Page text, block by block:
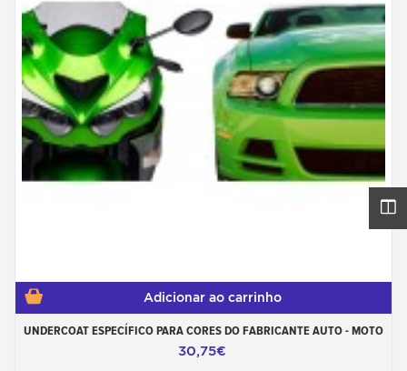
Adicionar ao carrinho
UNDERCOAT ESPECÍFICO PARA CORES DO FABRICANTE AUTO - MOTO
30,75€